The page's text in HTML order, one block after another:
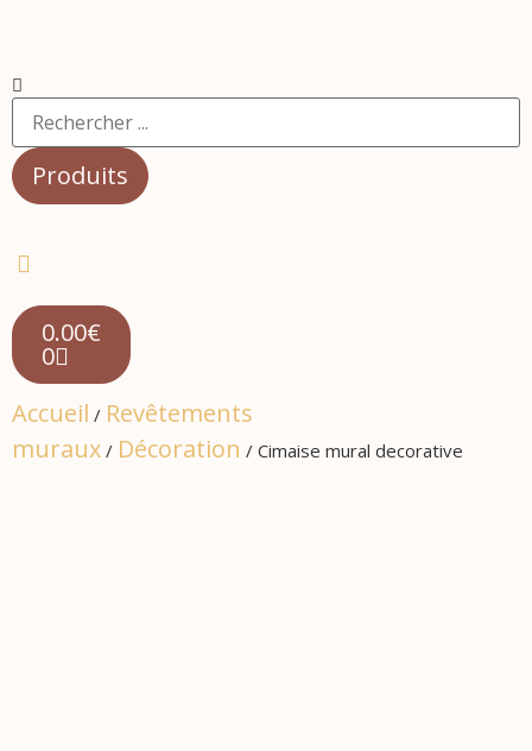
Produits
0.00€
0
Accueil / Revêtements
muraux / Décoration / Cimaise mural decorative